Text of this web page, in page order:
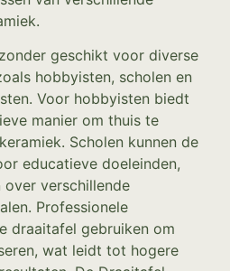
geschikt voor diverse
hobbyisten, scholen en
Voor hobbyisten biedt
manier om thuis te
Scholen kunnen de
educatieve doeleinden,
verschillende
Professionele
draaitafel gebruiken om
wat leidt tot hogere